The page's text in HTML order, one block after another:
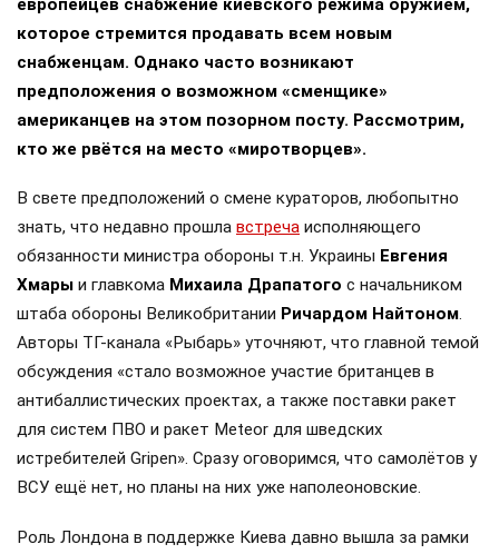
европейцев снабжение киевского режима оружием,
которое стремится продавать всем новым
снабженцам. Однако часто возникают
предположения о возможном «сменщике»
американцев на этом позорном посту. Рассмотрим,
кто же рвётся на место «миротворцев».
В свете предположений о смене кураторов, любопытно
знать, что недавно прошла встреча исполняющего
обязанности министра обороны т.н. Украины Евгения
Хмары и главкома Михаила Драпатого с начальником
штаба обороны Великобритании Ричардом Найтоном.
Авторы ТГ-канала «Рыбарь» уточняют, что главной темой
обсуждения «стало возможное участие британцев в
антибаллистических проектах, а также поставки ракет
для систем ПВО и ракет Meteor для шведских
истребителей Gripen». Сразу оговоримся, что самолётов у
ВСУ ещё нет, но планы на них уже наполеоновские.
Роль Лондона в поддержке Киева давно вышла за рамки